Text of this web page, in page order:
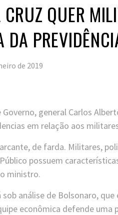
CRUZ QUER
DA
de 2019
general Carlos
em relação aos
de farda. Militares,
possuem
ministro.
análise de Bolsonaro,
econômica defende uma